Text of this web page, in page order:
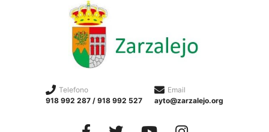
Telefono
918 992 287 / 918 992 527
Email
ayto@zarzalejo.org